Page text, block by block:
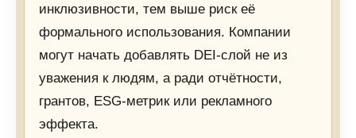
инклюзивности, тем выше риск её
формального использования. Компании
могут начать добавлять DEI-слой не из
уважения к людям, а ради отчётности,
грантов, ESG-метрик или рекламного
эффекта.